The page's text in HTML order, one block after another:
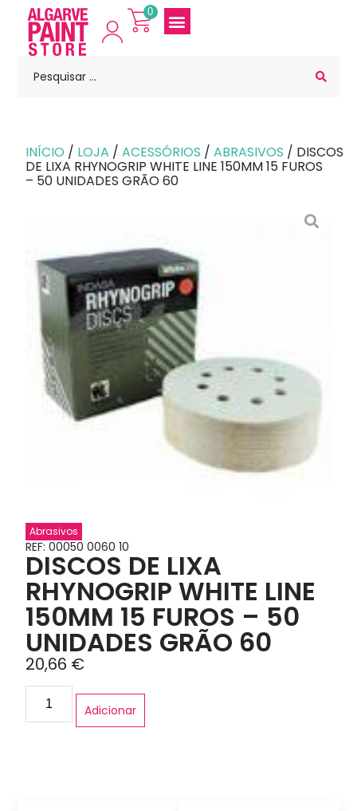
0
INÍCIO / LOJA /ACESSÓRIOS /ABRASIVOS / DISCOS
DE LIXA RHYNOGRIP WHITE LINE 150MM 15 FUROS
– 50 UNIDADES GRÃO 60
Abrasivos
REF: 00050 0060 10
DISCOS DE LIXA
RHYNOGRIP WHITE LINE
150MM 15 FUROS – 50
UNIDADES GRÃO 60
20,66 €
Adicionar